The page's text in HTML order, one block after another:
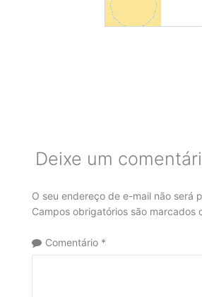
Deixe um
O seu endereço de e-mail não será
Campos obrigatórios são marcados
Comentário *